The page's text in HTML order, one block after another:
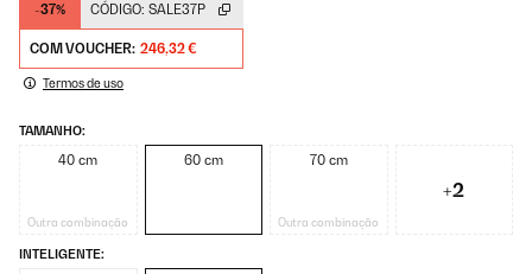
-37% CÓDIGO: SALE37P
COM VOUCHER: 246,32 €
Termos de uso
TAMANHO:
40 cm
Outra combinação
60 cm 70 cm
Outra combinação
+2
INTELIGENTE: